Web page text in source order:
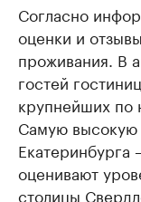
Согласно
оценки и
проживания. В
гостей
крупнейших по
Самую высокую
Екатеринбурга
оценивают
столицы